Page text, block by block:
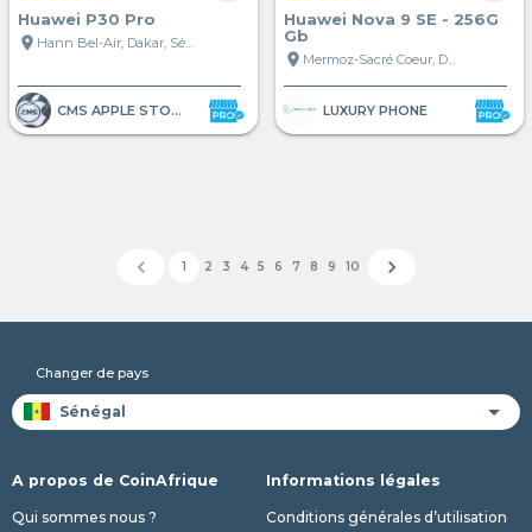
Huawei P30 Pro
location_on
Hann Bel-Air, Dakar, Sénégal
CMS APPLE STORE
Huawei Nova 9 SE - 256G
Gb
location_on
Mermoz-Sacré Coeur, Dakar, Sénégal
LUXURY PHONE
chevron_left 1 2 3 4 5 6 7 8 9 10 chevron_right
Changer de pays
A propos de CoinAfrique
Qui sommes nous ?
Informations légales
Conditions générales d’utilisation